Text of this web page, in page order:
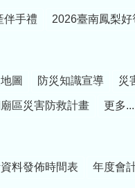
伴手禮 2026臺南鳳梨
圖 防災知識宣導 災
區災害防救計畫 更多...
料發佈時間表 年度會